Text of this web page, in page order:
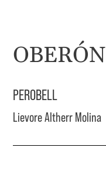
OBERÓN
PEROBELL
Lievore Altherr Molina